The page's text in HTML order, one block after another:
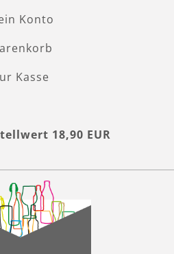
Konto
Kasse
18,90 EUR